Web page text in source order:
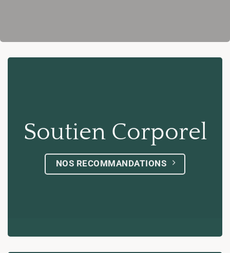
Soutien Corporel
NOS RECOMMANDATIONS